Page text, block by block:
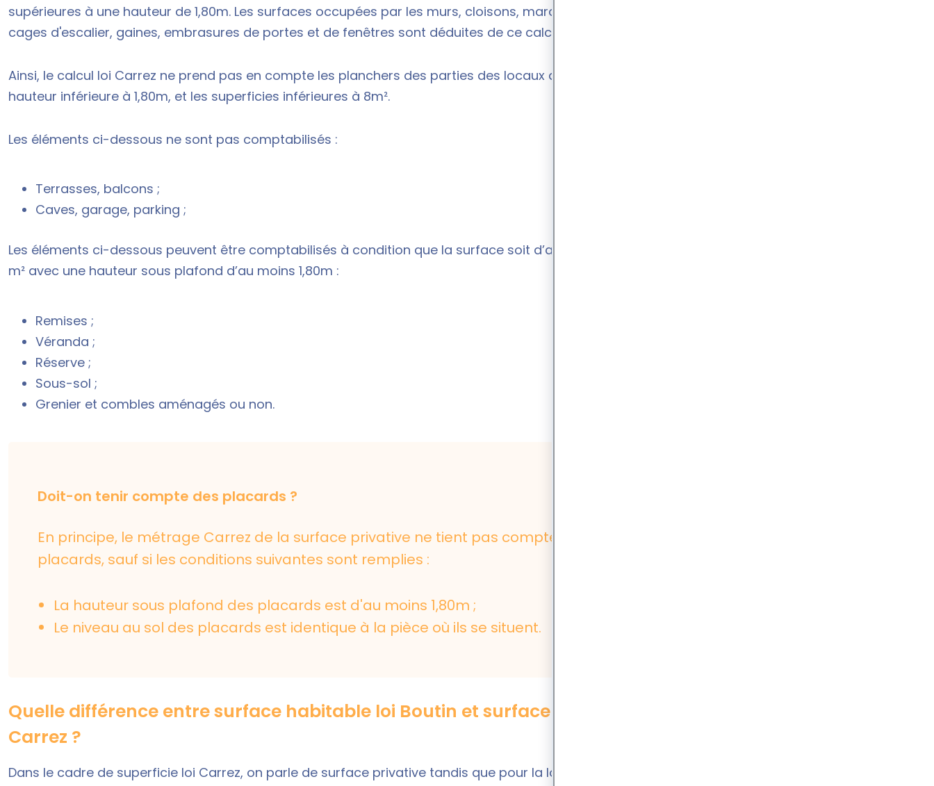
supérieures à une hauteur de 1,80m. Les surfaces occupées par les murs, cloisons, marches et
cages d'escalier, gaines, embrasures de portes et de fenêtres sont déduites de ce calcul.
Ainsi, le calcul loi Carrez ne prend pas en compte les planchers des parties des locaux d'une
hauteur inférieure à 1,80m, et les superficies inférieures à 8m².
Les éléments ci-dessous ne sont pas comptabilisés :
Terrasses, balcons ;
Caves, garage, parking ;
Les éléments ci-dessous peuvent être comptabilisés à condition que la surface soit d’au moins 8
m² avec une hauteur sous plafond d’au moins 1,80m :
Remises ;
Véranda ;
Réserve ;
Sous-sol ;
Grenier et combles aménagés ou non.
Doit-on tenir compte des placards ?
En principe, le métrage Carrez de la surface privative ne tient pas compte des
placards, sauf si les conditions suivantes sont remplies :
La hauteur sous plafond des placards est d'au moins 1,80m ;
Le niveau au sol des placards est identique à la pièce où ils se situent.
Quelle différence entre surface habitable loi Boutin et surface loi
Carrez ?
Dans le cadre de superficie loi Carrez, on parle de surface privative tandis que pour la loi Boutin,